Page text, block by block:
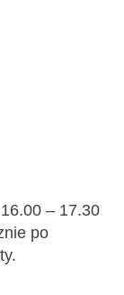
– 17.30
po